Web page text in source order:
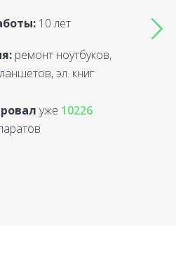
10 лет
ремонт ноутбуков,
эл. книг
уже 10226